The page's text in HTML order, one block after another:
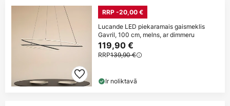
RRP -20,00 €
Lucande LED piekaramais gaismeklis
Gavril, 100 cm, melns, ar dimmeru
119,90 €
RRP139,90 €
Ir noliktavā